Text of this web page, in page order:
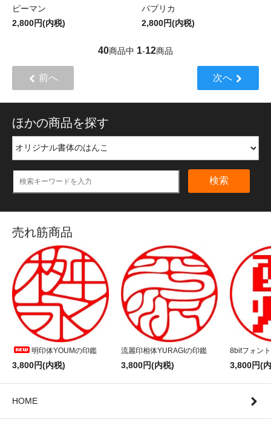
ピーマン
2,800円(内税)
パプリカ
2,800円(内税)
40商品中 1-12商品
前へ 次へ
ほかの商品を探す
検索
売れ筋商品
明印体YOUMの印鑑
3,800円(内税)
流麗印相体YURAGIの印鑑
3,800円(内税)
8bitフォン
3,800円(
HOME